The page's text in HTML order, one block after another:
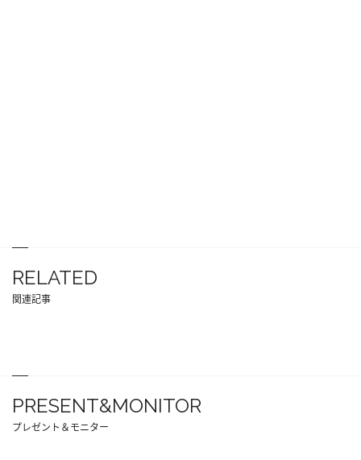
RELATED
関連記事
PRESENT&MONITOR
プレゼント＆モニター